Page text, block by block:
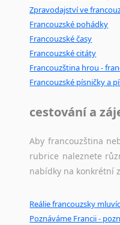
Srbština
Svahilština
Švédština
Tádžičtina
Tamilština
Thajština
Tibetština
Tigriňňa
Ujgurština
Zpravodajství ve
Francouzské pohádky
Francouzské časy
Francouzské citáty
Francouzština hrou -
Francouzské písničky a
cestování a
Aby francouzština
rubrice naleznete
nabídky na konkrétní
Reálie francouzsky
Poznáváme Francii -